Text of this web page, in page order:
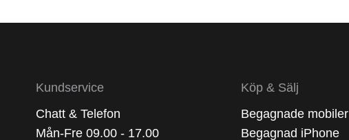
Kundservice
Chatt & Telefon
Mån-Fre 09.00 - 17.00
Köp & Sälj
Begagnade mobiler
Begagnad iPhone